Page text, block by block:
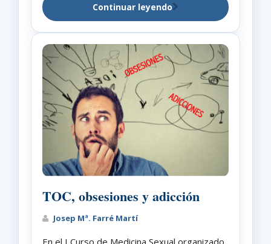
Continuar leyendo
TOC, obsesiones y adicción
Josep Mª. Farré Martí
En el I Curso de Medicina Sexual organizado